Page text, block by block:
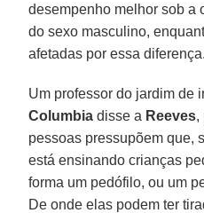
desempenho melhor sob a
do sexo masculino,
afetadas por essa diferença.
Um professor do jardim de
Columbiadisse a Reeves,
pessoas pressupõem que,
está ensinando crianças
forma um pedófilo, ou um
De onde elas podem ter